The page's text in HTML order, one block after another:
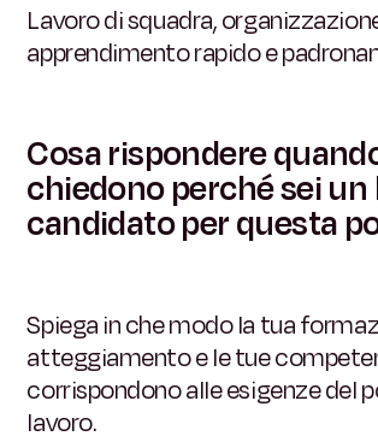
Lavoro di squadra,
apprendimento rapido e
Cosa rispondere
chiedono perché sei un
candidato per questa
Spiega in che modo la tua
atteggiamento e le tue
corrispondono alle esigenze del
lavoro.